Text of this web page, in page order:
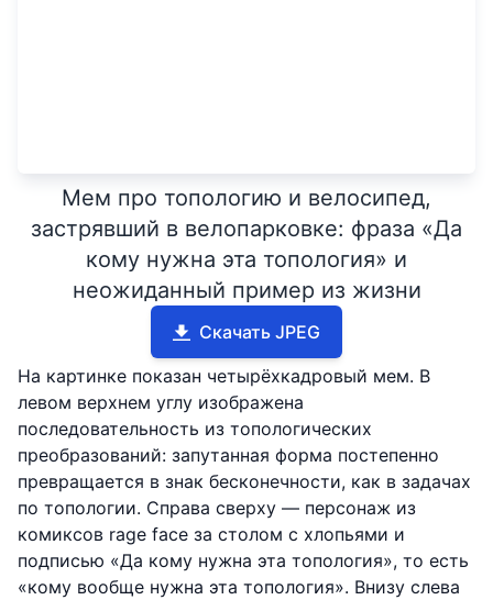
Мем про топологию и велосипед,
застрявший в велопарковке: фраза «Да
кому нужна эта топология» и
неожиданный пример из жизни
Скачать JPEG
На картинке показан четырёхкадровый мем. В
левом верхнем углу изображена
последовательность из топологических
преобразований: запутанная форма постепенно
превращается в знак бесконечности, как в задачах
по топологии. Справа сверху — персонаж из
комиксов rage face за столом с хлопьями и
подписью «Да кому нужна эта топология», то есть
«кому вообще нужна эта топология». Внизу слева